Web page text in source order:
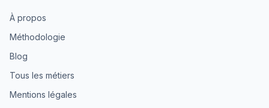
À propos
Méthodologie
Blog
Tous les métiers
Mentions légales